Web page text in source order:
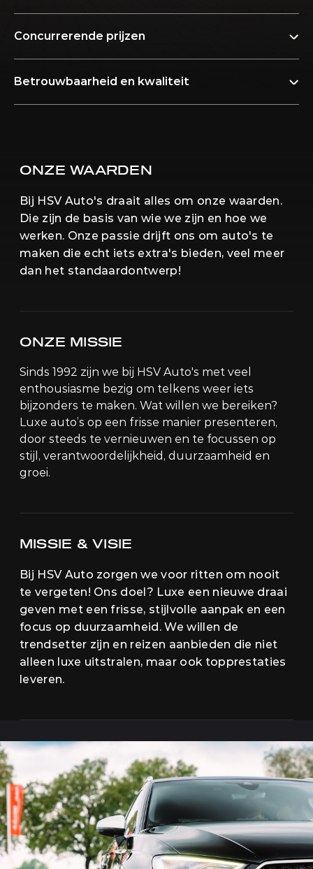
Concurrerende prijzen
Betrouwbaarheid en kwaliteit
ONZE WAARDEN
Bij HSV Auto's draait alles om onze waarden.
Die zijn de basis van wie we zijn en hoe we
werken. Onze passie drijft ons om auto's te
maken die echt iets extra's bieden, veel meer
dan het standaardontwerp!
ONZE MISSIE
Sinds 1992 zijn we bij HSV Auto's met veel
enthousiasme bezig om telkens weer iets
bijzonders te maken. Wat willen we bereiken?
Luxe auto’s op een frisse manier presenteren,
door steeds te vernieuwen en te focussen op
stijl, verantwoordelijkheid, duurzaamheid en
groei.
MISSIE & VISIE
Bij HSV Auto zorgen we voor ritten om nooit
te vergeten! Ons doel? Luxe een nieuwe draai
geven met een frisse, stijlvolle aanpak en een
focus op duurzaamheid. We willen de
trendsetter zijn en reizen aanbieden die niet
alleen luxe uitstralen, maar ook topprestaties
leveren.